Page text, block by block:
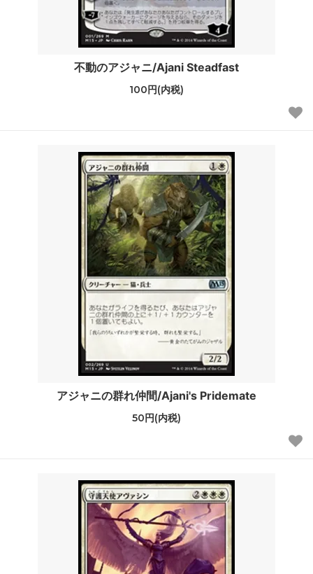
不動のアジャニ/Ajani Steadfast
100円(内税)
アジャニの群れ仲間/Ajani's Pridemate
50円(内税)